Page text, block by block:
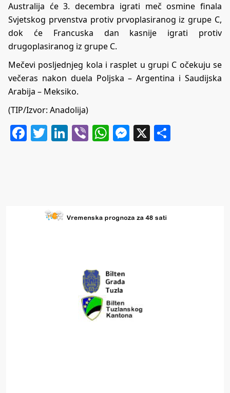
Australija će 3. decembra igrati meč osmine finala
Svjetskog prvenstva protiv prvoplasiranog iz grupe C,
dok će Francuska dan kasnije igrati protiv
drugoplasiranog iz grupe C.
Mečevi posljednjeg kola i rasplet u grupi C očekuju se
večeras nakon duela Poljska – Argentina i Saudijska
Arabija – Meksiko.
(TIP/Izvor: Anadolija)
Facebook
Twitter
LinkedIn
ViberWhatsApp
Messenger
X